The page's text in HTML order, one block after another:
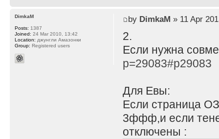
by DimkaM » 11 Apr
2.
Если нужна
p=29083#p29083
Для Евы:
Если страница
3ффф,и если
отключены :
DimkaM
Posts: 1387
Joined: 24 Mar 2010, 13:42
Location: джунгли Амазонки
Group: Registered users